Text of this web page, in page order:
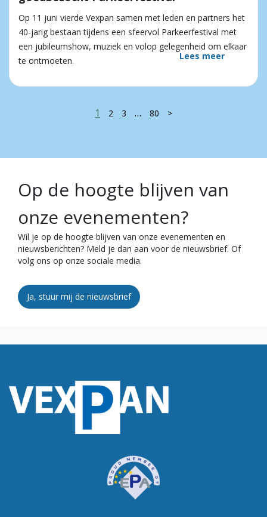
Op 11 juni vierde Vexpan samen met leden en partners het
40-jarig bestaan tijdens een sfeervol Parkeerfestival met
een jubileumshow, muziek en volop gelegenheid om elkaar
te ontmoeten.
Lees meer
1 2 3 … 80 >
Op de hoogte blijven van
onze evenementen?
Wil je op de hoogte blijven van onze evenementen en
nieuwsberichten? Meld je dan aan voor de nieuwsbrief. Of
volg ons op onze sociale media.
Ja, stuur mij de nieuwsbrief